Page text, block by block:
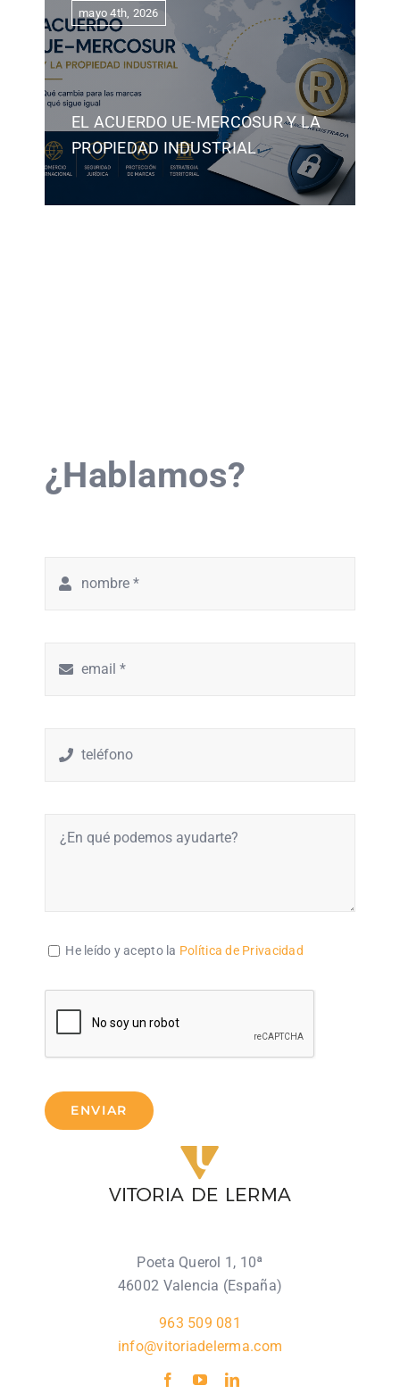
mayo 4th, 2026
EL ACUERDO UE-MERCOSUR Y LA
PROPIEDAD INDUSTRIAL
¿Hablamos?
He leído y acepto la Política de Privacidad
ENVIAR
Poeta Querol 1, 10ª
46002 Valencia (España)
963 509 081
info@vitoriadelerma.com